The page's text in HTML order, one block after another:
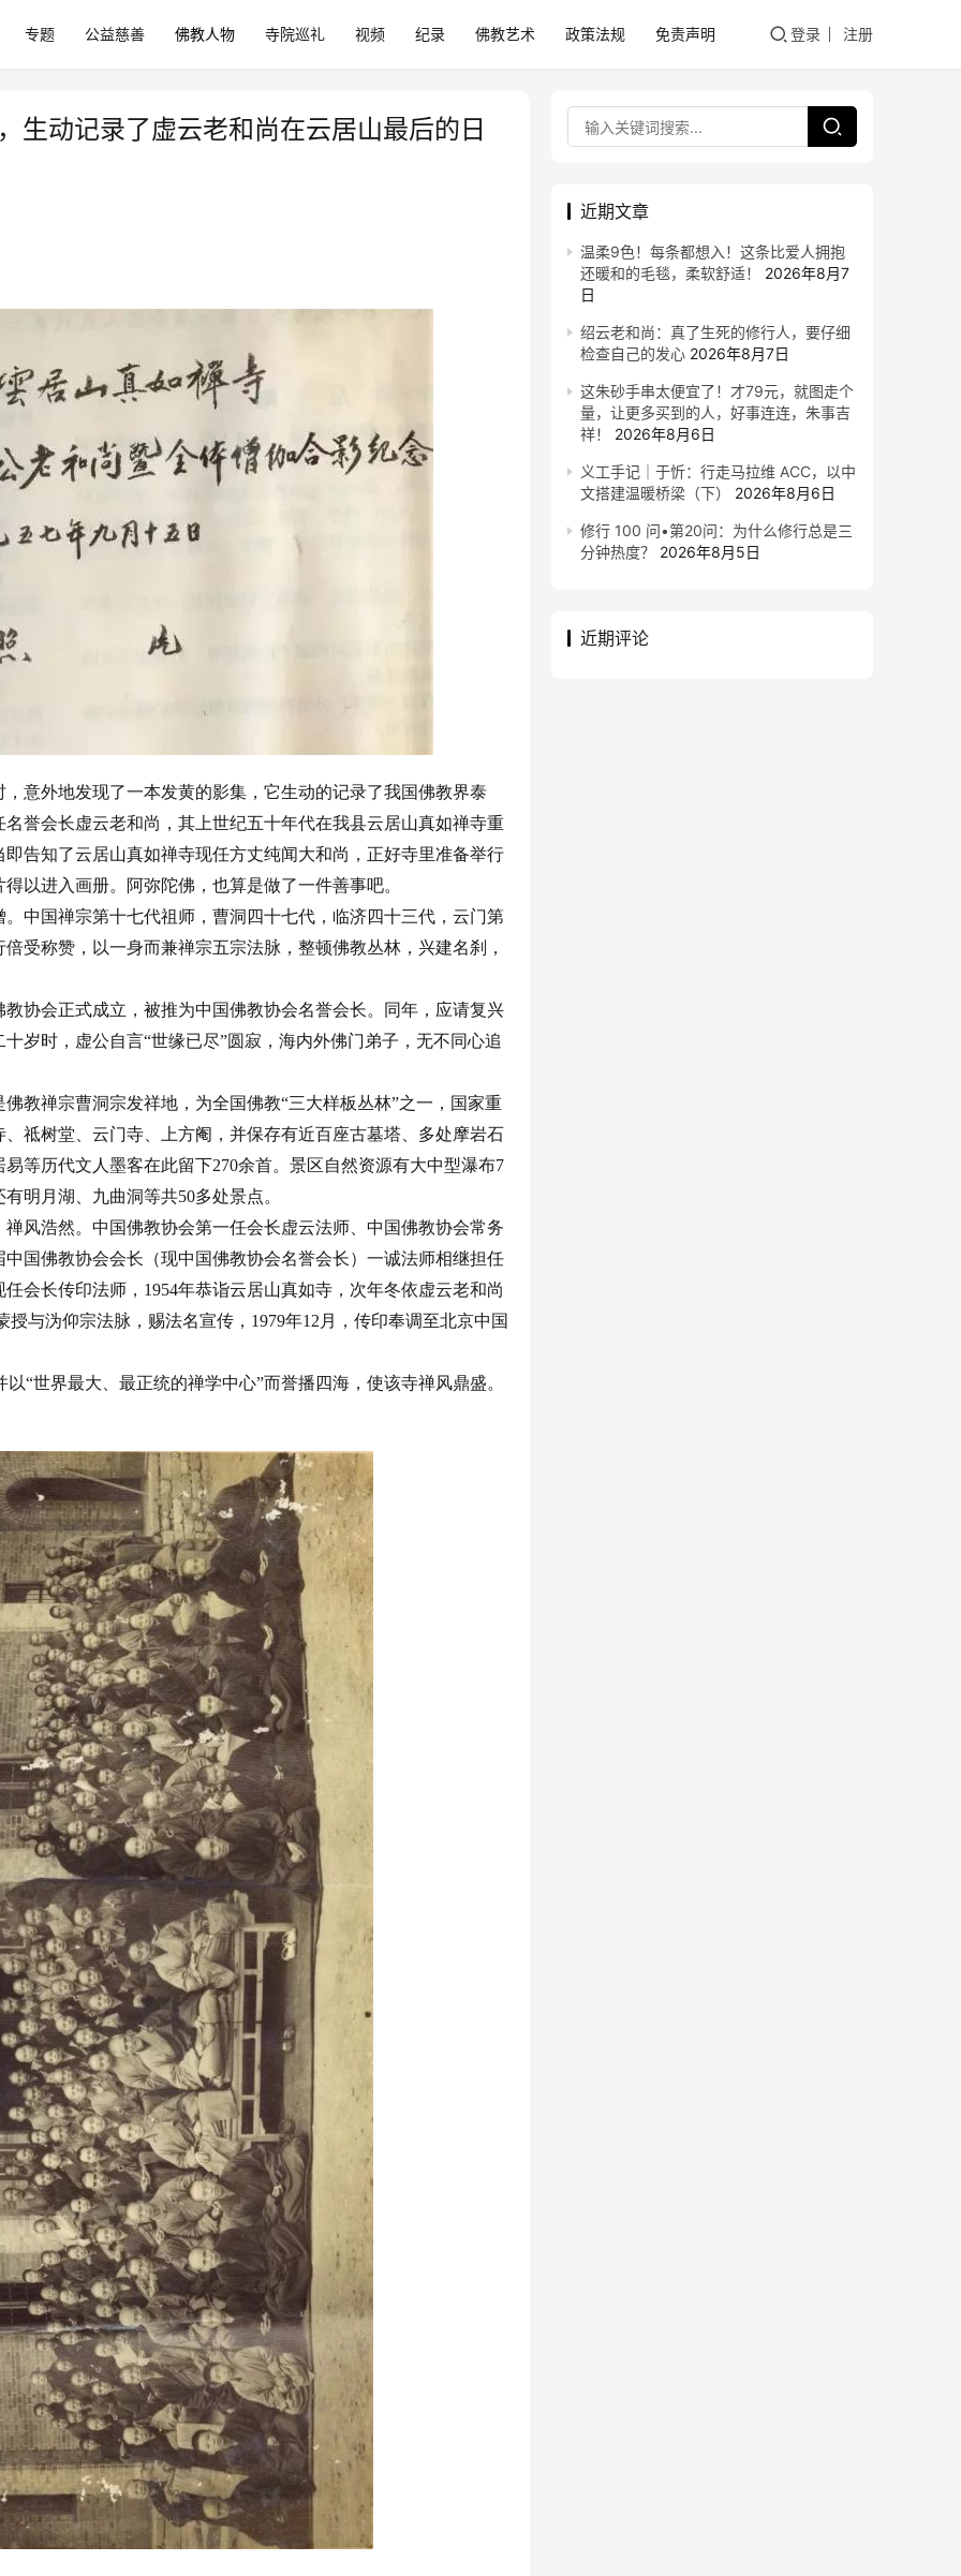
专题 公益慈善 佛教人物 寺院巡礼 视频 纪录 佛教艺术 政策法规 免责声明 登录 注册
生动记录了虚云老和尚在云居山最后的日
意外地发现了一本发黄的影集，它生动的记录了我国佛教界泰
誉会长虚云老和尚，其上世纪五十年代在我县云居山真如禅寺重
告知了云居山真如禅寺现任方丈纯闻大和尚，正好寺里准备举行
以进入画册。阿弥陀佛，也算是做了一件善事吧。
中国禅宗第十七代祖师，曹洞四十七代，临济四十三代，云门第
受称赞，以一身而兼禅宗五宗法脉，整顿佛教丛林，兴建名刹，
协会正式成立，被推为中国佛教协会名誉会长。同年，应请复兴
岁时，虚公自言“世缘已尽”圆寂，海内外佛门弟子，无不同心追
教禅宗曹洞宗发祥地，为全国佛教“三大样板丛林”之一，国家重
祗树堂、云门寺、上方阉，并保存有近百座古墓塔、多处摩岩石
等历代文人墨客在此留下270余首。景区自然资源有大中型瀑布7
明月湖、九曲洞等共50多处景点。
风浩然。中国佛教协会第一任会长虚云法师、中国佛教协会常务
国佛教协会会长（现中国佛教协会名誉会长）一诚法师相继担任
会长传印法师，1954年恭诣云居山真如寺，次年冬依虚云老和尚
与沩仰宗法脉，赐法名宣传，1979年12月，传印奉调至北京中国
“世界最大、最正统的禅学中心”而誉播四海，使该寺禅风鼎盛。
近期文章
温柔9色！每条都想入！这条比爱人拥抱
还暖和的毛毯，柔软舒适！
2026年8月7
日
绍云老和尚：真了生死的修行人，要仔细
检查自己的发心 2026年8月7日
这朱砂手串太便宜了！才79元，就图走个
量，让更多买到的人，好事连连，朱事吉
祥！
2026年8月6日
义工手记｜于忻：行走马拉维 ACC，以中
文搭建温暖桥梁（下）
2026年8月6日
修行 100 问•第20问：为什么修行总是三
分钟热度？
2026年8月5日
近期评论